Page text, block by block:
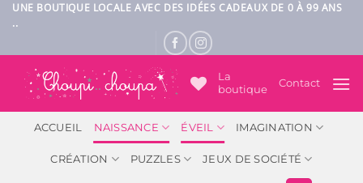
Passer
au
UNE BOUTIQUE LOCALE AVEC DES IDÉES CADEAUX DE 0 À 99 ANS
..
La
boutique
Contact
ACCUEIL NAISSANCE ÉVEIL IMAGINATION
CRÉATION PUZZLES JEUX DE SOCIÉTÉ